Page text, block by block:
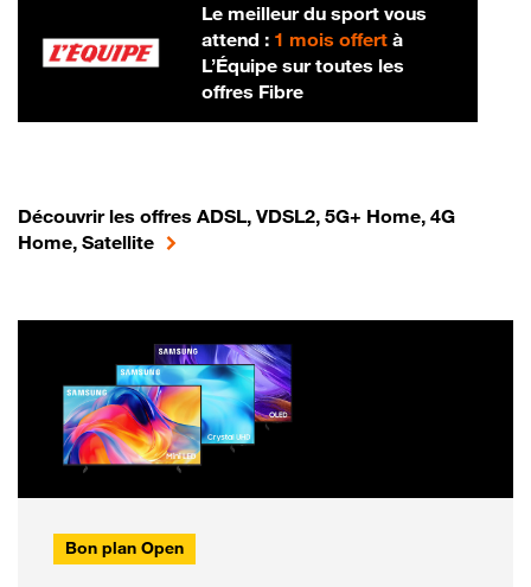
Le meilleur du sport vous
attend : 1 mois offertà
L’Équipe sur toutes les
offres Fibre
Découvrir les offres ADSL, VDSL2, 5G+ Home, 4G
Home, Satellite
Bon plan Open